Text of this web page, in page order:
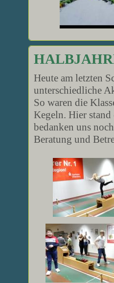
Heute am letzten
unterschiedliche
So waren die
Kegeln. Hier
bedanken uns
Beratung und